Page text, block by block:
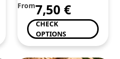
From7,50 €
CHECK
OPTIONS